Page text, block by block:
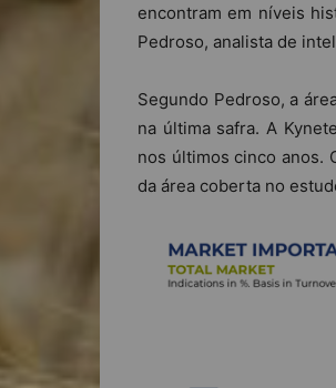
encontram em níveis
Pedroso, analista de
Segundo Pedroso, a
na última safra. A
nos últimos cinco anos.
da área coberta no